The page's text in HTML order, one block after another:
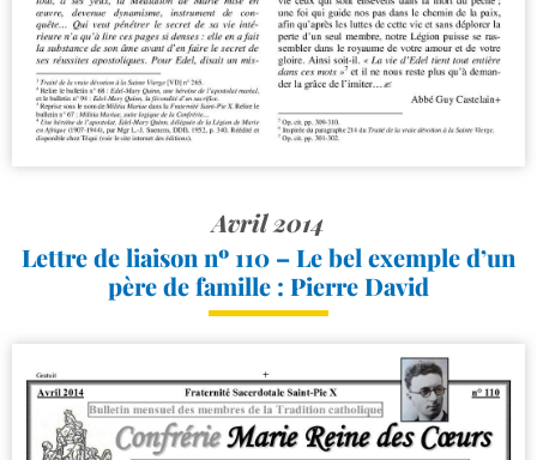
Avril 2014
Lettre de liaison nº 110 – Le bel exemple d’un
père de famille : Pierre David